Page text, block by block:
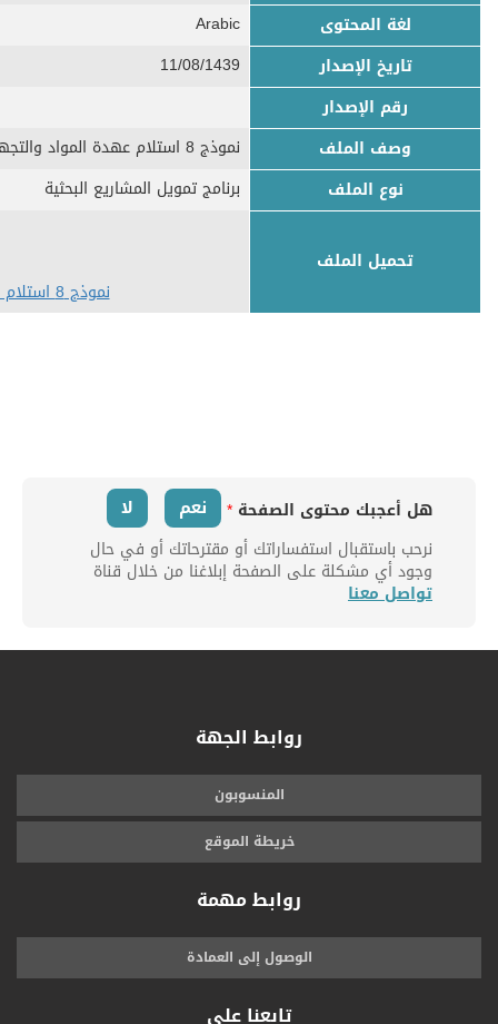
لغة المحتوى
Arabic
تاريخ الإصدار
11/08/1439
رقم الإصدار
وصف الملف
نموذج 8 استلام عهدة المواد والتجهيزات
نوع الملف
برنامج تمويل المشاريع البحثية
تحميل الملف
نموذج 8 استلام عهدة المواد والتجهيزات.docx
هل أعجبك محتوى الصفحة * نعم لا
نرحب باستقبال استفساراتك أو مقترحاتك أو في حال
وجود أي مشكلة على الصفحة إبلاغنا من خلال قناة
تواصل معنا
روابط الجهة
المنسوبون
خريطة الموقع
روابط مهمة
الوصول إلى العمادة
تابعنا على